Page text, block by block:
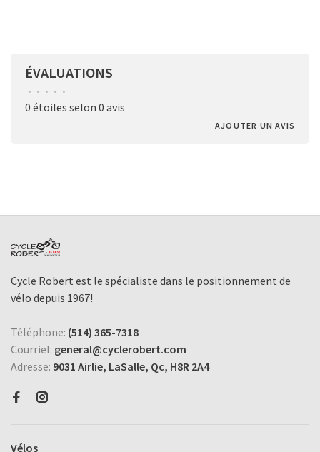
ÉVALUATIONS
• • • • •
0 étoiles selon 0 avis
AJOUTER UN AVIS
Cycle Robert est le spécialiste dans le positionnement de
vélo depuis 1967!
Téléphone: (514) 365-7318
Courriel: general@cyclerobert.com
Adresse: 9031 Airlie, LaSalle, Qc, H8R 2A4
Vélos